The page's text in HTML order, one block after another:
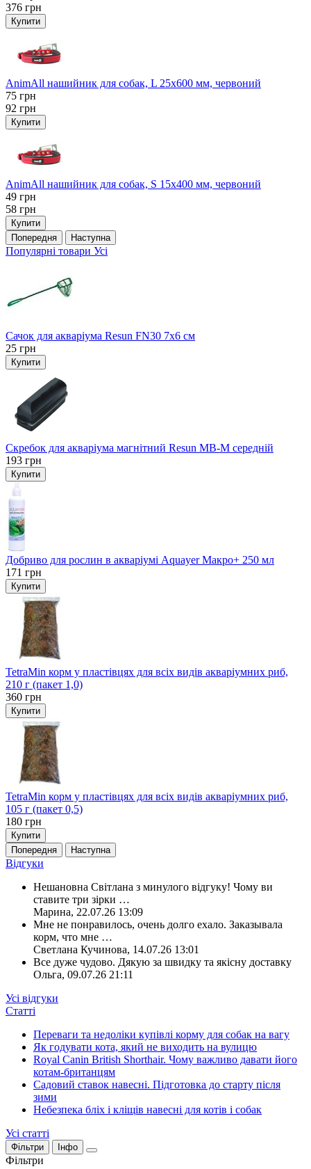
376 грн
Купити
AnimAll нашийник для собак, L 25x600 мм, червоний
75 грн
92 грн
Купити
AnimAll нашийник для собак, S 15х400 мм, червоний
49 грн
58 грн
Купити
Попередня
Наступна
Популярні товари Усі
Сачок для акваріума Resun FN30 7х6 см
25 грн
Купити
Скребок для акваріума магнітний Resun MB-M середній
193 грн
Купити
Добриво для рослин в акваріумі Aquayer Макро+ 250 мл
171 грн
Купити
TetraMin корм у пластівцях для всіх видів акваріумних риб,
210 г (пакет 1,0)
360 грн
Купити
TetraMin корм у пластівцях для всіх видів акваріумних риб,
105 г (пакет 0,5)
180 грн
Купити
Попередня
Наступна
Відгуки
Нешановна Світлана з минулого відгуку! Чому ви
ставите три зірки …
Марина, 22.07.26 13:09
Мне не понравилось, очень долго ехало. Заказывала
корм, что мне …
Светлана Кучинова, 14.07.26 13:01
Все дуже чудово. Дякую за швидку та якісну доставку
Ольга, 09.07.26 21:11
Усі відгуки
Статті
Переваги та недоліки купівлі корму для собак на вагу
Як годувати кота, який не виходить на вулицю
Royal Canin British Shorthair. Чому важливо давати його
котам-британцям
Садовий ставок навесні. Підготовка до старту після
зими
Небезпека бліх і кліщів навесні для котів і собак
Усі статті
Фільтри Інфо
Фільтри